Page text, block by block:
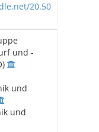
20.50
und -
und
und